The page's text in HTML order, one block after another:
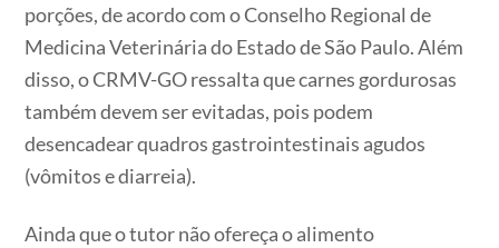
porções, de acordo com o Conselho Regional de
Medicina Veterinária do Estado de São Paulo. Além
disso, o CRMV-GO ressalta que carnes gordurosas
também devem ser evitadas, pois podem
desencadear quadros gastrointestinais agudos
(vômitos e diarreia).
Ainda que o tutor não ofereça o alimento